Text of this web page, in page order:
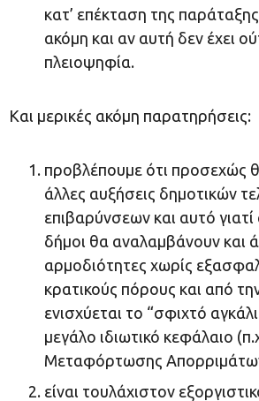
κατ’ επέκταση της
ακόμη και αν αυτή δεν έχει
πλειοψηφία.
Και μερικές ακόμη παρατηρήσεις:
προβλέπουμε ότι προσεχώς
άλλες αυξήσεις δημοτικών
επιβαρύνσεων και αυτό γιατί
δήμοι θα αναλαμβάνουν και
αρμοδιότητες χωρίς
κρατικούς πόρους και από
ενισχύεται το “σφιχτό
μεγάλο ιδιωτικό κεφάλαιο
Μεταφόρτωσης
είναι τουλάχιστον